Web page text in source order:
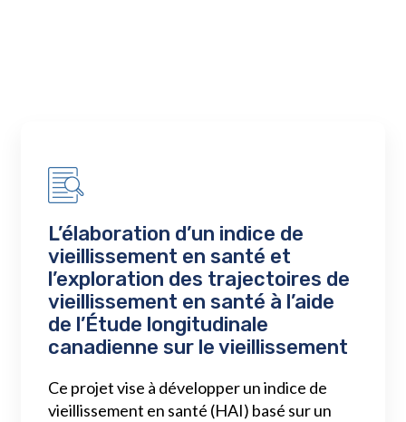
L’élaboration d’un indice de
vieillissement en santé et
l’exploration des trajectoires de
vieillissement en santé à l’aide
de l’Étude longitudinale
canadienne sur le vieillissement
Ce projet vise à développer un indice de
vieillissement en santé (HAI) basé sur un